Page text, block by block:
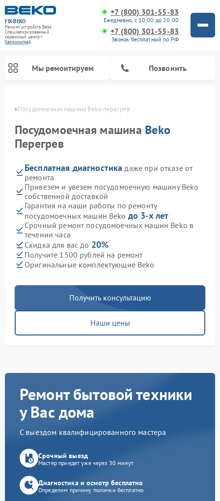
FIX-BEKO
Ремонт устройств Beko
Специализированный
cервисный центр г.
Калининград
+7 (800) 301-55-83
Ежедневно, с 10:00 до 20:00
+7 (800) 301-55-83
Звонок бесплатный по РФ
Мы ремонтируем Позвонить
Посудомоечная машина Beko перегрев
Посудомоечная машина Beko
Перегрев
Бесплатная диагностика даже при отказе от
ремонта
Привезем и увезем посудомоечную машину Beko
собственной доставкой
Гарантия на наши работы по ремонту
посудомоечных машин Beko до 3-х лет
Срочный ремонт посудомоечных машин Beko в
течении часа
Скидка для вас до 20%
Получите 1500 рублей на ремонт
Оригинальные комплектующие Beko
Получить консультацию
Наши цены
Ремонт бытовой техники
у Вас дома
С выездом квалифицированного мастера
Срочный выезд
Мастер приедет уже через 30 минут
Диагностика и осмотр бесплатно
Определим причину поломки бесплатно